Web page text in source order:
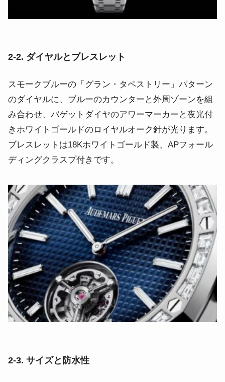
2‑2. ダイヤルとブレスレット
スモークブルーの「グラン・タペストリー」パターン
のダイヤルに、ブルーのカウンターと外周ゾーンを組
み合わせ、バゲットダイヤのアワーマーカーと夜光付
きホワイトゴールドのロイヤルオーク針が光ります。
ブレスレットは18Kホワイトゴールド製、APフォール
ディングクラスプ付きです。
2‑3. サイズと防水性